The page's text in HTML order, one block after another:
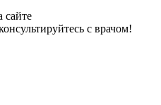
сайте
с врачом!